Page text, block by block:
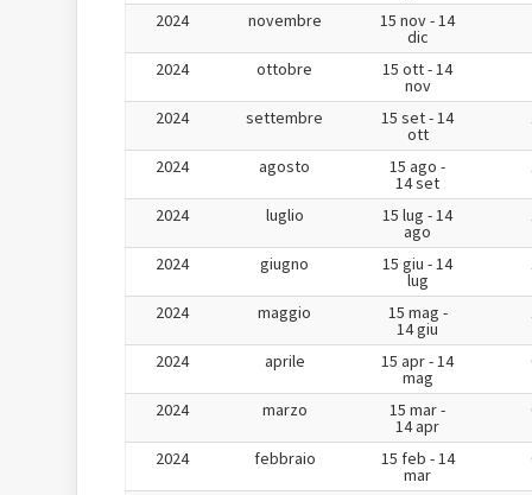
2024 novembre 15 nov - 14
dic
2024 ottobre 15 ott - 14
nov
2024 settembre 15 set - 14
ott
2024 agosto 15 ago -
14 set
2024 luglio 15 lug - 14
ago
2024 giugno 15 giu - 14
lug
2024 maggio 15 mag -
14 giu
2024 aprile 15 apr - 14
mag
2024 marzo 15 mar -
14 apr
2024 febbraio 15 feb - 14
mar